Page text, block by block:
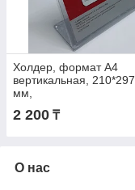
Холдер, формат А4
вертикальная, 210*297
мм,
2 200 ₸
О нас